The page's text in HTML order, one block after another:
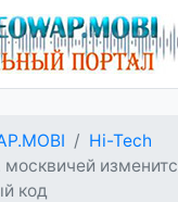
Hi-Tech
москвичей
код